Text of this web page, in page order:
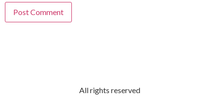
All rights reserved